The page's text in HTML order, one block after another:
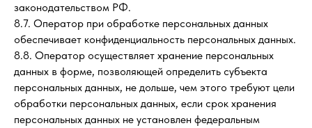
законодательством РФ.
8.7. Оператор при обработке персональных данных
обеспечивает конфиденциальность персональных данных.
8.8. Оператор осуществляет хранение персональных
данных в форме, позволяющей определить субъекта
персональных данных, не дольше, чем этого требуют цели
обработки персональных данных, если срок хранения
персональных данных не установлен федеральным